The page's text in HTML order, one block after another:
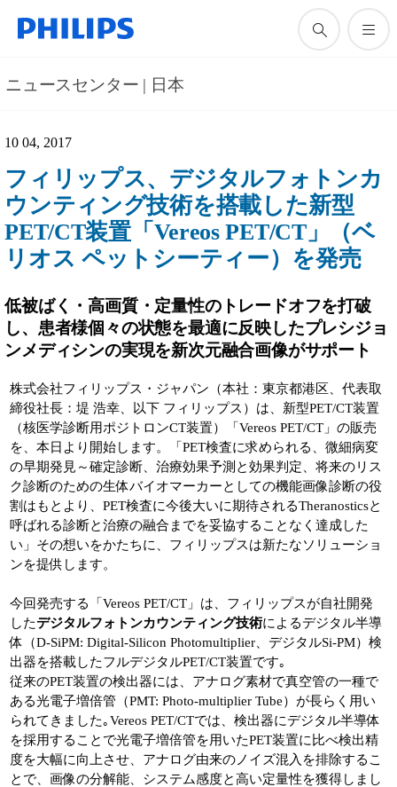
ニュースセンター | 日本
10 04, 2017
フィリップス、デジタルフォトンカ
ウンティング技術を搭載した新型
PET/CT装置「Vereos PET/CT」（ベ
リオス ペットシーティー）を発売
低被ばく・高画質・定量性のトレードオフを打破
し、患者様個々の状態を最適に反映したプレシジョ
ンメディシンの実現を新次元融合画像がサポート
株式会社フィリップス・ジャパン（本社：東京都港区、代表取
締役社長：堤 浩幸、以下 フィリップス）は、新型PET/CT装置
（核医学診断用ポジトロンCT装置）「Vereos PET/CT」の販売
を、本日より開始します。「PET検査に求められる、微細病変
の早期発見～確定診断、治療効果予測と効果判定、将来のリス
ク診断のための生体バイオマーカーとしての機能画像診断の役
割はもとより、PET検査に今後大いに期待されるTheranosticsと
呼ばれる診断と治療の融合までを妥協することなく達成した
い」その想いをかたちに、フィリップスは新たなソリューショ
ンを提供します。
今回発売する「Vereos PET/CT」は、フィリップスが自社開発
したデジタルフォトンカウンティング技術によるデジタル半導
体（D-SiPM: Digital-Silicon Photomultiplier、デジタルSi-PM）検
出器を搭載したフルデジタルPET/CT装置です｡
従来のPET装置の検出器には、アナログ素材で真空管の一種で
ある光電子増倍管（PMT: Photo-multiplier Tube）が長らく用い
られてきました｡Vereos PET/CTでは、検出器にデジタル半導体
を採用することで光電子増倍管を用いたPET装置に比べ検出精
度を大幅に向上させ、アナログ由来のノイズ混入を排除するこ
とで、画像の分解能、システム感度と高い定量性を獲得しまし